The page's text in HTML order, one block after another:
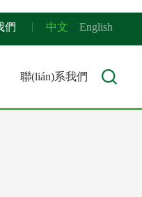
們 中文 English
聯(lián)系我們